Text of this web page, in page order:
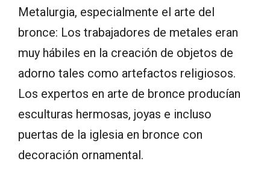
Metalurgia, especialmente el arte del
bronce: Los trabajadores de metales eran
muy hábiles en la creación de objetos de
adorno tales como artefactos religiosos.
Los expertos en arte de bronce producían
esculturas hermosas, joyas e incluso
puertas de la iglesia en bronce con
decoración ornamental.